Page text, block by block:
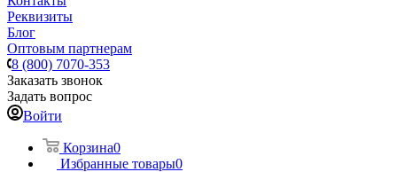
Реквизиты
Блог
Оптовым партнерам
8 (800) 7070-353
Заказать звонок
Задать вопрос
Войти
Корзина0
Избранные товары0